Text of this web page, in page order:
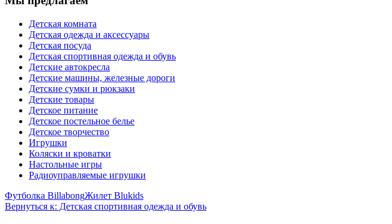
Детская комната
Детская одежда и аксессуары
Детская посуда
Детская спортивная одежда и обувь
Детские автокресла
Детские машины, железные дороги
Детские сумки и рюкзаки
Детские товары
Детское питание
Детское постельное белье
Детское творчество
Игрушки
Коляски и кроватки
Настольные игры
Радиоуправляемые игрушки
Футболка BillabongЖилет Blukids
Вернуться к: Детская спортивная одежда и обувь